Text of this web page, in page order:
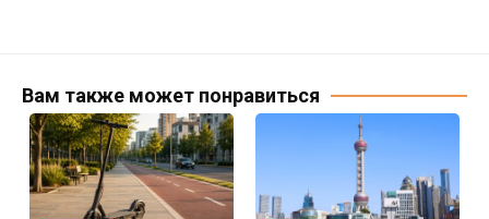
Вам также может понравиться